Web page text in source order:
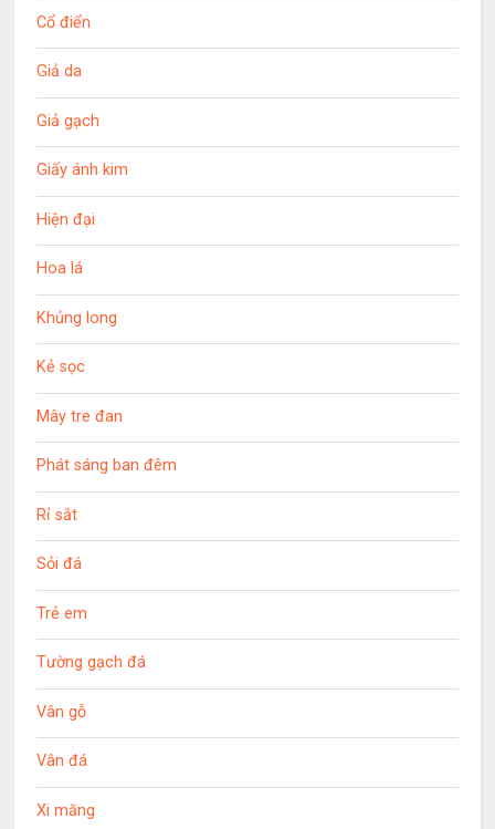
Cổ điển
Giả da
Giả gạch
Giấy ánh kim
Hiện đại
Hoa lá
Khủng long
Kẻ sọc
Mây tre đan
Phát sáng ban đêm
Rỉ sắt
Sỏi đá
Trẻ em
Tường gạch đá
Vân gỗ
Vân đá
Xi măng